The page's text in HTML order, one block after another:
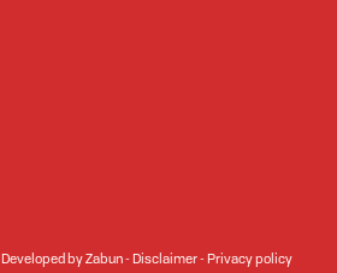
Developed by Zabun-Disclaimer-Privacy policy